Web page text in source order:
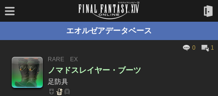
エオルゼアデータベース
0
1
RARE
EX
ノマドスレイヤー・ブーツ
足防具